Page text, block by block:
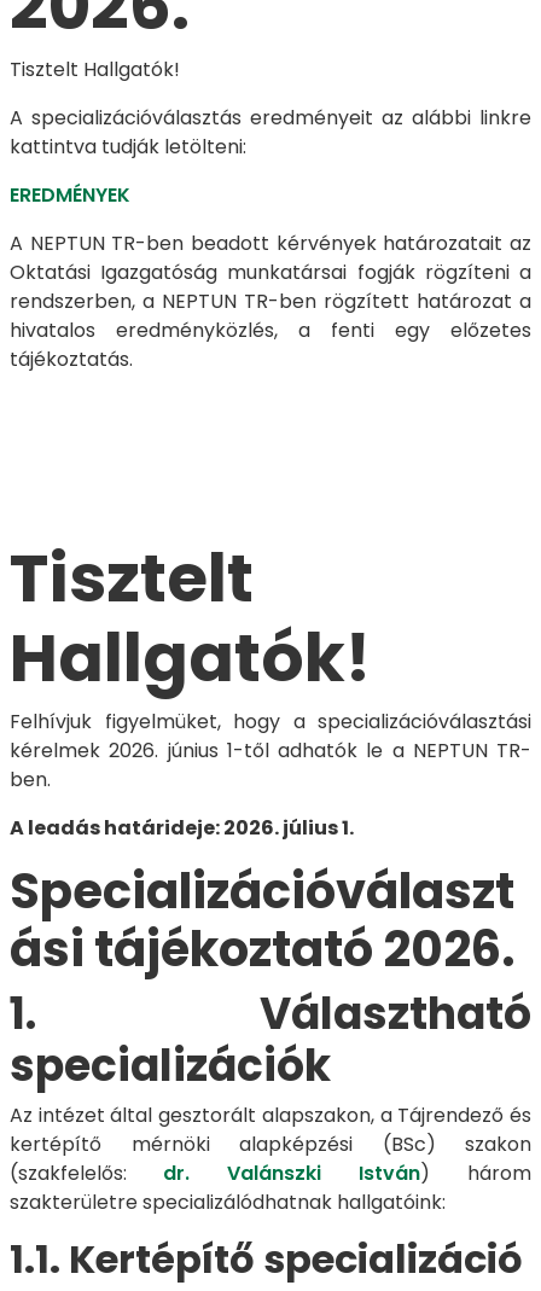
Tisztelt Hallgatók!
A specializációválasztás eredményeit az alábbi linkre
kattintva tudják letölteni:
EREDMÉNYEK
A NEPTUN TR-ben beadott kérvények határozatait az
Oktatási Igazgatóság munkatársai fogják rögzíteni a
rendszerben, a NEPTUN TR-ben rögzített határozat a
hivatalos eredményközlés, a fenti egy előzetes
tájékoztatás.
Tisztelt
Hallgatók!
Felhívjuk figyelmüket, hogy a specializációválasztási
kérelmek 2026. június 1-től adhatók le a NEPTUN TR-
ben.
A leadás határideje: 2026. július 1.
Specializációválaszt
ási tájékoztató 2026.
1. Választható
specializációk
Az intézet által gesztorált alapszakon, a Tájrendező és
kertépítő mérnöki alapképzési (BSc) szakon
(szakfelelős:
dr. Valánszki István) három
szakterületre specializálódhatnak hallgatóink:
1.1. Kertépítő specializáció